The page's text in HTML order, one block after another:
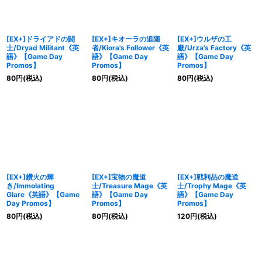
[EX+]ドライアドの闘
士/Dryad Militant《英
語》【Game Day
Promos】
80円(税込)
[EX+]キオーラの追随
者/Kiora's Follower《英
語》【Game Day
Promos】
80円(税込)
[EX+]ウルザの工
廠/Urza's Factory《英
語》【Game Day
Promos】
80円(税込)
[EX+]鑽火の輝
き/Immolating
Glare《英語》【Game
Day Promos】
80円(税込)
[EX+]宝物の魔道
士/Treasure Mage《英
語》【Game Day
Promos】
80円(税込)
[EX+]戦利品の魔道
士/Trophy Mage《英
語》【Game Day
Promos】
120円(税込)